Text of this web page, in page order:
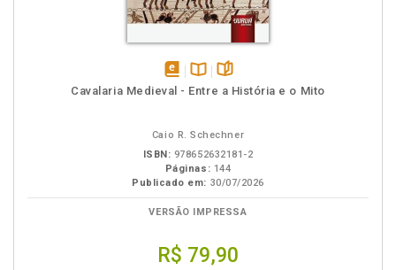
disponívelDisponível
páginas
Cavalaria Medieval - Entre a História e o Mito
Caio R. Schechner
ISBN: 978652632181-2
Páginas: 144
Publicado em: 30/07/2026
VERSÃO IMPRESSA
R$ 79,90